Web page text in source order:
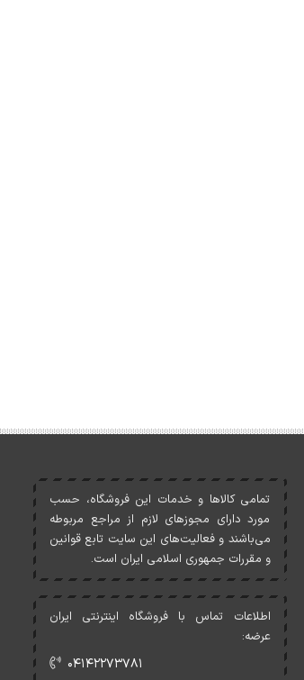
تمامی کالاها و خدمات اين فروشگاه، حسب
مورد دارای مجوزهای لازم از مراجع مربوطه
می‌باشند و فعاليت‌های اين سايت تابع قوانين
و مقررات جمهوری اسلامی ايران است.
اطلاعات تماس با فروشگاه اینترنتی ایران
عرضه:
۰۴۱۴۲۲۷۳۷۸۱